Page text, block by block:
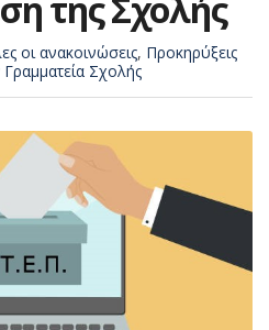
οι ανακοινώσεις, Προκηρύξεις
Γραμματεία Σχολής